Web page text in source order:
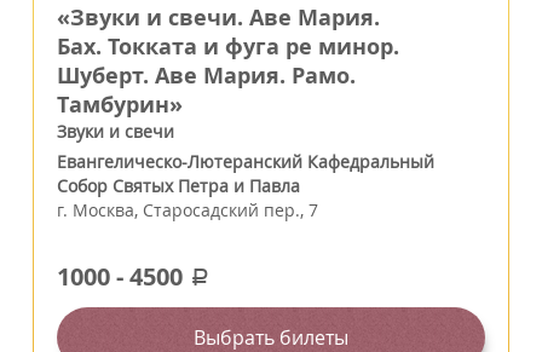
«Звуки и свечи. Аве Мария.
Бах. Токката и фуга ре минор.
Шуберт. Аве Мария. Рамо.
Тамбурин»
Звуки и свечи
Евангелическо-Лютеранский Кафедральный
Собор Святых Петра и Павла
г. Москва, Старосадский пер., 7
1000-4500 a
Выбрать билеты